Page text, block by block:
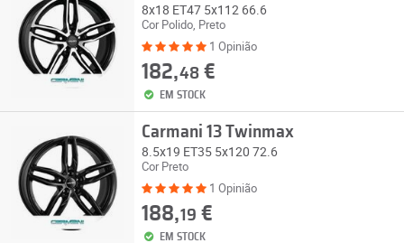
8x18 ET47 5x112 66.6
Cor Polido, Preto
1 Opinião
182,48€
EM STOCK
Carmani 13 Twinmax
8.5x19 ET35 5x120 72.6
Cor Preto
1 Opinião
188,19 €
EM STOCK